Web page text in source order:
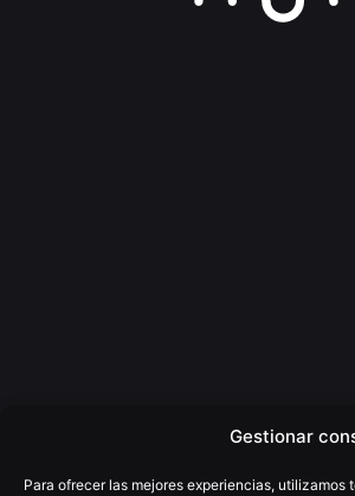
Gestionar
Para ofrecer las mejores experiencias,